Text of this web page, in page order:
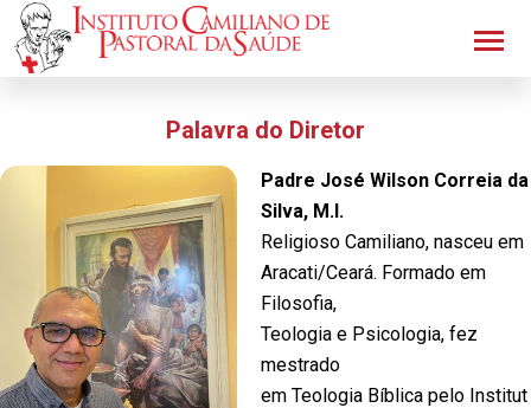
Palavra do Diretor
Padre José Wilson Correia da
Silva, M.I.
Religioso Camiliano, nasceu em
Aracati/Ceará. Formado em
Filosofia,
Teologia e Psicologia, fez
mestrado
em Teologia Bíblica pelo Institut